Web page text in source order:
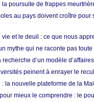
la poursuite de frappes
au pays doivent croître
et le deuil : ce que nous
mythe qui ne raconte pas toute
recherche d’un modèle
peinent à enrayer le
: la nouvelle plateforme de la
mieux le comprendre : le